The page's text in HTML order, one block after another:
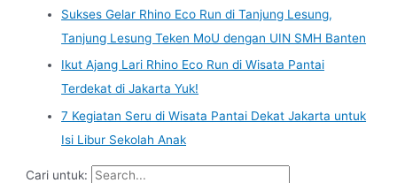
Sukses Gelar Rhino Eco Run di Tanjung Lesung,
Tanjung Lesung Teken MoU dengan UIN SMH Banten
Ikut Ajang Lari Rhino Eco Run di Wisata Pantai
Terdekat di Jakarta Yuk!
7 Kegiatan Seru di Wisata Pantai Dekat Jakarta untuk
Isi Libur Sekolah Anak
Cari untuk: